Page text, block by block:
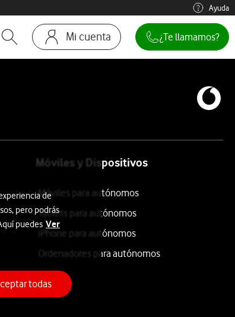
Ayuda
Abrir buscador. Abre en ventana modal
Mi cuenta
Ir a la pagina acceso clientes
¿Te llamamos?
Móviles y Dispositivos
Móviles para autónomos
Tablets para autónomos
iPhone para autónomos
Ordenadores para autónomos
de
pero podrás
puedes Ver
todas